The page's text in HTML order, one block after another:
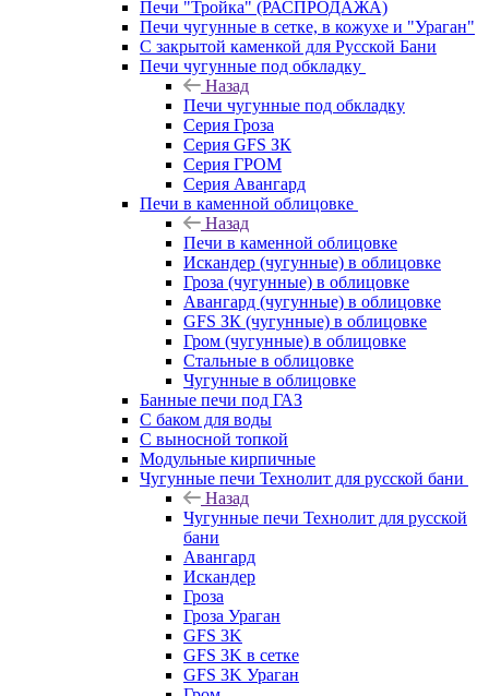
Печи "Тройка" (РАСПРОДАЖА)
Печи чугунные в сетке, в кожухе и "Ураган"
С закрытой каменкой для Русской Бани
Печи чугунные под обкладку
Назад
Печи чугунные под обкладку
Серия Гроза
Серия GFS ЗК
Серия ГРОМ
Серия Авангард
Печи в каменной облицовке
Назад
Печи в каменной облицовке
Искандер (чугунные) в облицовке
Гроза (чугунные) в облицовке
Авангард (чугунные) в облицовке
GFS ЗК (чугунные) в облицовке
Гром (чугунные) в облицовке
Стальные в облицовке
Чугунные в облицовке
Банные печи под ГАЗ
С баком для воды
С выносной топкой
Модульные кирпичные
Чугунные печи Технолит для русской бани
Назад
Чугунные печи Технолит для русской
бани
Авангард
Искандер
Гроза
Гроза Ураган
GFS 3K
GFS 3K в сетке
GFS 3K Ураган